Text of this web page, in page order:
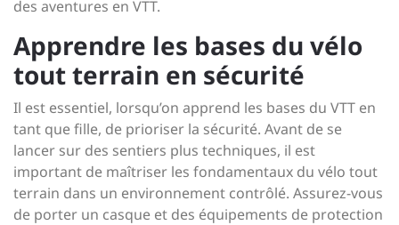
des aventures en VTT.
Apprendre les bases du vélo
tout terrain en sécurité
Il est essentiel, lorsqu’on apprend les bases du VTT en
tant que fille, de prioriser la sécurité. Avant de se
lancer sur des sentiers plus techniques, il est
important de maîtriser les fondamentaux du vélo tout
terrain dans un environnement contrôlé. Assurez-vous
de porter un casque et des équipements de protection